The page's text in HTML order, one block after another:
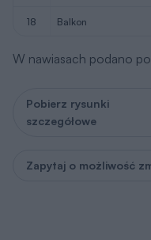
18 balkon
W nawiasach podano
Pobierz rysunki
szczegółowe
Zapytaj o możliwość